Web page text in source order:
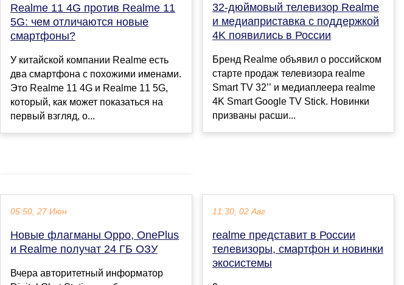
Realme 11 4G против Realme 11
5G: чем отличаются новые
смартфоны?
У китайской компании Realme есть
два смартфона с похожими именами.
Это Realme 11 4G и Realme 11 5G,
который, как может показаться на
первый взгляд, о...
32-дюймовый телевизор Realme
и медиаприставка с поддержкой
4K появились в России
Бренд Realme объявил о российском
старте продаж телевизора realme
Smart TV 32’’ и медиаплеера realme
4K Smart Google TV Stick. Новинки
призваны расши...
05:50, 27 Июн
Новые флагманы Oppo, OnePlus
и Realme получат 24 ГБ ОЗУ
Вчера авторитетный информатор
11:30, 02 Авг
realme представит в России
телевизоры, смартфон и новинки
экосистемы